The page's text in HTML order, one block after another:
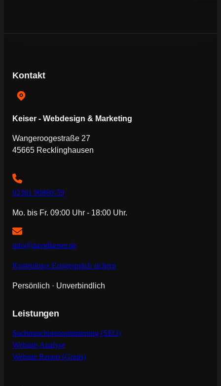
Kontakt
Keiser - Webdesign & Marketing
Wangeroogestraße 27
45665 Recklinghausen
02361 90860-59
Mo. bis Fr. 09:00 Uhr - 18:00 Uhr.
info@davidkeiser.de
Kostenloses Erstgespräch sichern
Persönlich · Unverbindlich
Leistungen
Suchmaschinenoptimierung (SEO)
Website-Analyse
Website Report (Gratis)